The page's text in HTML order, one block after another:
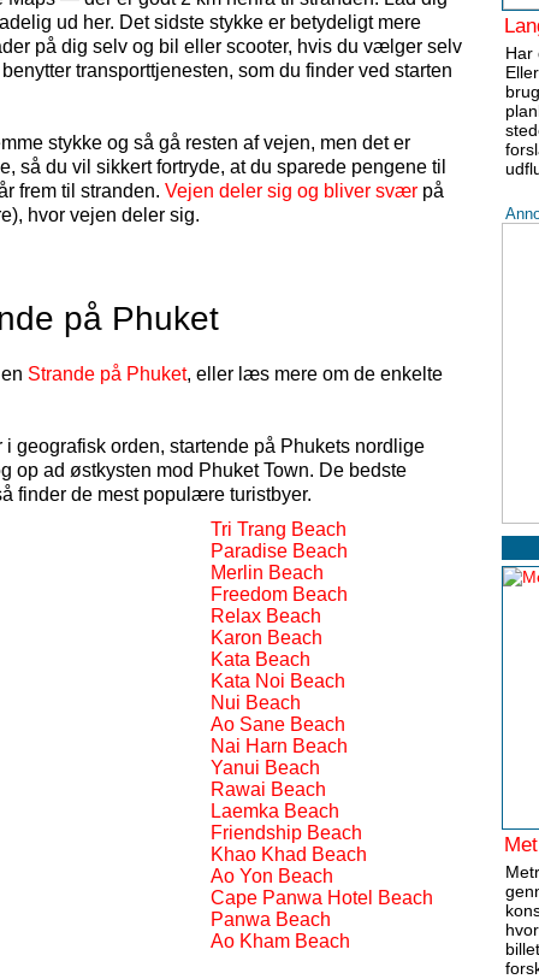
ud her. Det sidste stykke er betydeligt mere
på dig selv og bil eller scooter, hvis du vælger selv
transporttjenesten, som du finder ved starten
stykke og så gå resten af vejen, men det er
så du vil sikkert fortryde, at du sparede pengene til
frem til stranden. Vejen deler sig og bliver svær på
hvor vejen deler sig.
på Phuket
Strande på Phuket, eller læs mere om de enkelte
geografisk orden, startende på Phukets nordlige
op ad østkysten mod Phuket Town. De bedste
finder de mest populære turistbyer.
Tri Trang Beach
Paradise Beach
Merlin Beach
Freedom Beach
Relax Beach
Karon Beach
Kata Beach
Kata Noi Beach
Nui Beach
Ao Sane Beach
Nai Harn Beach
Yanui Beach
Rawai Beach
Laemka Beach
Friendship Beach
Khao Khad Beach
Ao Yon Beach
Cape Panwa Hotel Beach
Panwa Beach
Ao Kham Beach
Har